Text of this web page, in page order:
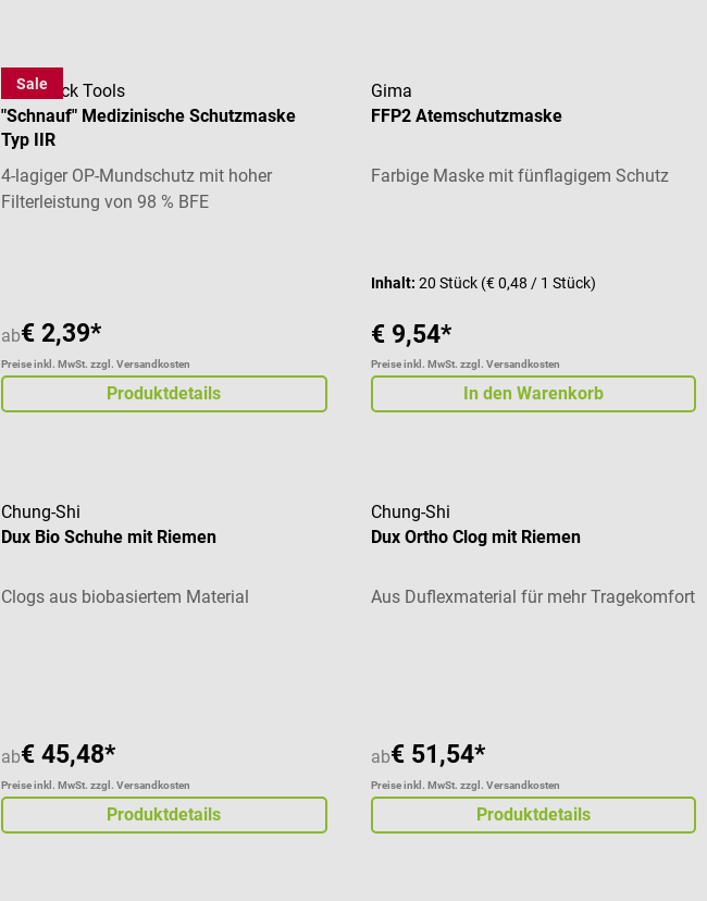
Sale
DocCheck Tools
"Schnauf" Medizinische Schutzmaske
Typ IIR
4-lagiger OP-Mundschutz mit hoher
Filterleistung von 98 % BFE
ab€ 2,39*
Preise inkl. MwSt. zzgl. Versandkosten
Produktdetails
Gima
FFP2 Atemschutzmaske
Farbige Maske mit fünflagigem Schutz
Inhalt: 20 Stück (€ 0,48 / 1 Stück)
€ 9,54*
Preise inkl. MwSt. zzgl. Versandkosten
In den Warenkorb
Chung-Shi
Dux Bio Schuhe mit Riemen
Clogs aus biobasiertem Material
ab€ 45,48*
Preise inkl. MwSt. zzgl. Versandkosten
Produktdetails
Chung-Shi
Dux Ortho Clog mit Riemen
Aus Duflexmaterial für mehr Tragekomfort
ab€ 51,54*
Preise inkl. MwSt. zzgl. Versandkosten
Produktdetails